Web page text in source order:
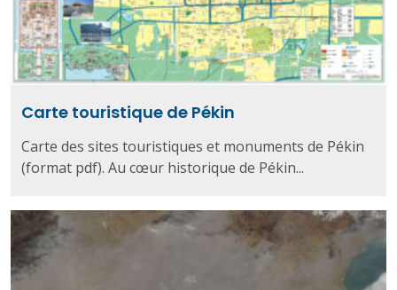
Carte touristique de Pékin
Carte des sites touristiques et monuments de Pékin
(format pdf). Au cœur historique de Pékin...